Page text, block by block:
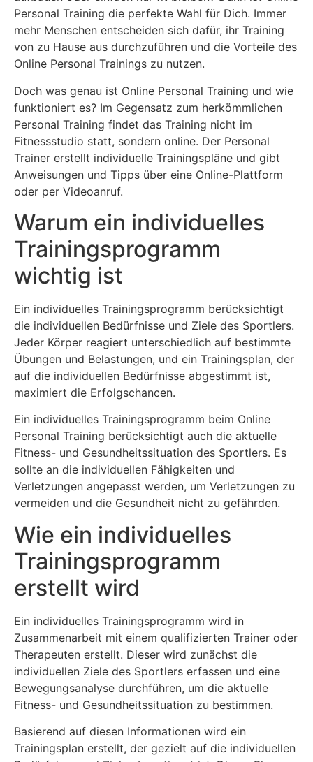
Personal Training die perfekte Wahl für Dich. Immer
mehr Menschen entscheiden sich dafür, ihr Training
von zu Hause aus durchzuführen und die Vorteile des
Online Personal Trainings zu nutzen.
Doch was genau ist Online Personal Training und wie
funktioniert es? Im Gegensatz zum herkömmlichen
Personal Training findet das Training nicht im
Fitnessstudio statt, sondern online. Der Personal
Trainer erstellt individuelle Trainingspläne und gibt
Anweisungen und Tipps über eine Online-Plattform
oder per Videoanruf.
Warum ein individuelles
Trainingsprogramm
wichtig ist
Ein individuelles Trainingsprogramm berücksichtigt
die individuellen Bedürfnisse und Ziele des Sportlers.
Jeder Körper reagiert unterschiedlich auf bestimmte
Übungen und Belastungen, und ein Trainingsplan, der
auf die individuellen Bedürfnisse abgestimmt ist,
maximiert die Erfolgschancen.
Ein individuelles Trainingsprogramm beim Online
Personal Training berücksichtigt auch die aktuelle
Fitness- und Gesundheitssituation des Sportlers. Es
sollte an die individuellen Fähigkeiten und
Verletzungen angepasst werden, um Verletzungen zu
vermeiden und die Gesundheit nicht zu gefährden.
Wie ein individuelles
Trainingsprogramm
erstellt wird
Ein individuelles Trainingsprogramm wird in
Zusammenarbeit mit einem qualifizierten Trainer oder
Therapeuten erstellt. Dieser wird zunächst die
individuellen Ziele des Sportlers erfassen und eine
Bewegungsanalyse durchführen, um die aktuelle
Fitness- und Gesundheitssituation zu bestimmen.
Basierend auf diesen Informationen wird ein
Trainingsplan erstellt, der gezielt auf die individuellen